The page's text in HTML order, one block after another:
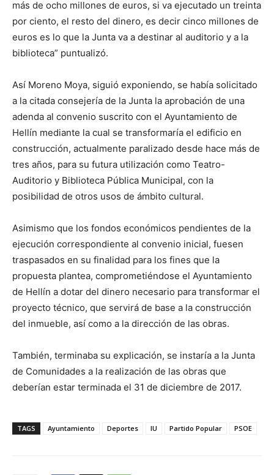
más de ocho millones de euros, si va ejecutado un treinta
por ciento, el resto del dinero, es decir cinco millones de
euros es lo que la Junta va a destinar al auditorio y a la
biblioteca” puntualizó.
Así Moreno Moya, siguió exponiendo, se había solicitado
a la citada consejería de la Junta la aprobación de una
adenda al convenio suscrito con el Ayuntamiento de
Hellín mediante la cual se transformaría el edificio en
construcción, actualmente paralizado desde hace más de
tres años, para su futura utilización como Teatro-
Auditorio y Biblioteca Pública Municipal, con la
posibilidad de otros usos de ámbito cultural.
Asimismo que los fondos económicos pendientes de la
ejecución correspondiente al convenio inicial, fuesen
traspasados en su finalidad para los fines que la
propuesta plantea, comprometiéndose el Ayuntamiento
de Hellín a dotar del dinero necesario para transformar el
proyecto técnico, que servirá de base a la construcción
del inmueble, así como a la dirección de las obras.
También, terminaba su explicación, se instaría a la Junta
de Comunidades a la realización de las obras que
deberían estar terminada el 31 de diciembre de 2017.
TAGS Ayuntamiento Deportes IU Partido Popular PSOE